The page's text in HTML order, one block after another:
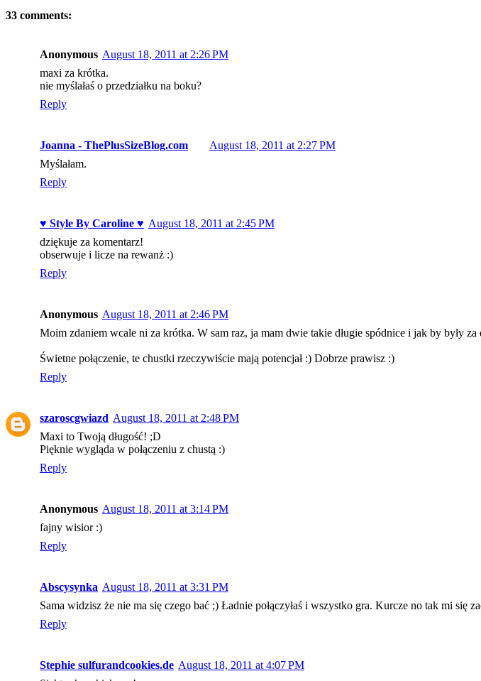
33 comments:
Anonymous August 18, 2011 at 2:26 PM
maxi za krótka.
nie myślałaś o przedziałku na boku?
Reply
Joanna - ThePlusSizeBlog.com
August 18, 2011 at 2:27 PM
Myślałam.
Reply
♥ Style By Caroline ♥ August 18, 2011 at 2:45 PM
dziękuje za komentarz!
obserwuje i licze na rewanż :)
Reply
Anonymous August 18, 2011 at 2:46 PM
Moim zdaniem wcale ni za krótka. W sam raz, ja mam dwie takie długie spódnice i jak by były
Świetne połączenie, te chustki rzeczywiście mają potencjał :) Dobrze prawisz :)
Reply
szaroscgwiazd August 18, 2011 at 2:48 PM
Maxi to Twoją długość! ;D
Pięknie wygląda w połączeniu z chustą :)
Reply
Anonymous August 18, 2011 at 3:14 PM
fajny wisior :)
Reply
Abscysynka August 18, 2011 at 3:31 PM
Sama widzisz że nie ma się czego bać ;) Ładnie połączyłaś i wszystko gra. Kurcze no tak mi się
Reply
Stephie sulfurandcookies.de August 18, 2011 at 4:07 PM